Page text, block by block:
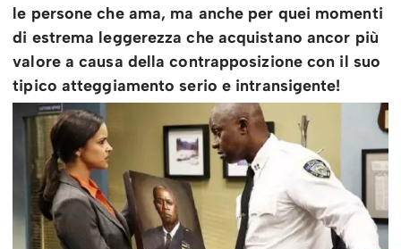
le persone che ama, ma anche per quei momenti
di estrema leggerezza che acquistano ancor più
valore a causa della contrapposizione con il suo
tipico atteggiamento serio e intransigente!